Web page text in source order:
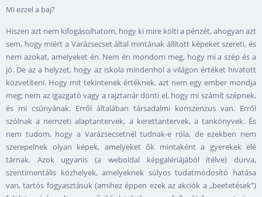
Mi ezzel a baj?
Hiszen azt nem kifogásolhatom, hogy ki mire költi a pénzét, ahogyan azt
sem, hogy miért a Varázsecset által mintának állított képeket szereti, és
nem azokat, amelyeket én. Nem én mondom meg, hogy mi a szép és a
jó. De az a helyzet, hogy az iskola mindenhol a világon értéket hivatott
közvetíteni. Hogy mit tekintenek értéknek, azt nem egy ember mondja
meg; nem az igazgató vagy a rajztanár dönti el, hogy mi számít szépnek,
és mi csúnyának. Erről általában társadalmi konszenzus van. Erről
szólnak a nemzeti alaptantervek, a kerettantervek, a tankönyvek. És
nem tudom, hogy a Varázsecsetnél tudnak-e róla, de ezekben nem
szerepelnek olyan képek, amelyeket ők mintaként a gyerekek elé
tárnak. Azok ugyanis (a weboldal képgalériájából ítélve) durva,
szentimentális közhelyek, amelyeknek súlyos tudatmódosító hatása
van, tartós fogyasztásuk (amihez éppen ezek az akciók a „beetetések”)